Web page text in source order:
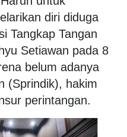
diri diduga
Tangkap Tangan
Setiawan pada 8
belum adanya
(Sprindik), hakim
perintangan.